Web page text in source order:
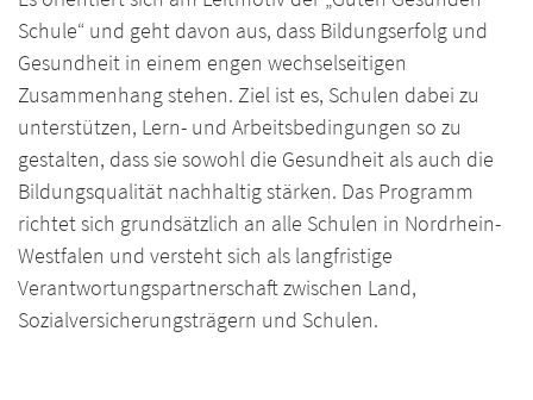
Schule“ und geht davon aus, dass Bildungserfolg und
Gesundheit in einem engen wechselseitigen
Zusammenhang stehen. Ziel ist es, Schulen dabei zu
unterstützen, Lern- und Arbeitsbedingungen so zu
gestalten, dass sie sowohl die Gesundheit als auch die
Bildungsqualität nachhaltig stärken. Das Programm
richtet sich grundsätzlich an alle Schulen in Nordrhein-
Westfalen und versteht sich als langfristige
Verantwortungspartnerschaft zwischen Land,
Sozialversicherungsträgern und Schulen.